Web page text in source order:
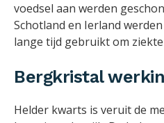
voedsel aan werden
Schotland en Ierland
lange tijd gebruikt om
Bergkristal
Helder kwarts is veruit de